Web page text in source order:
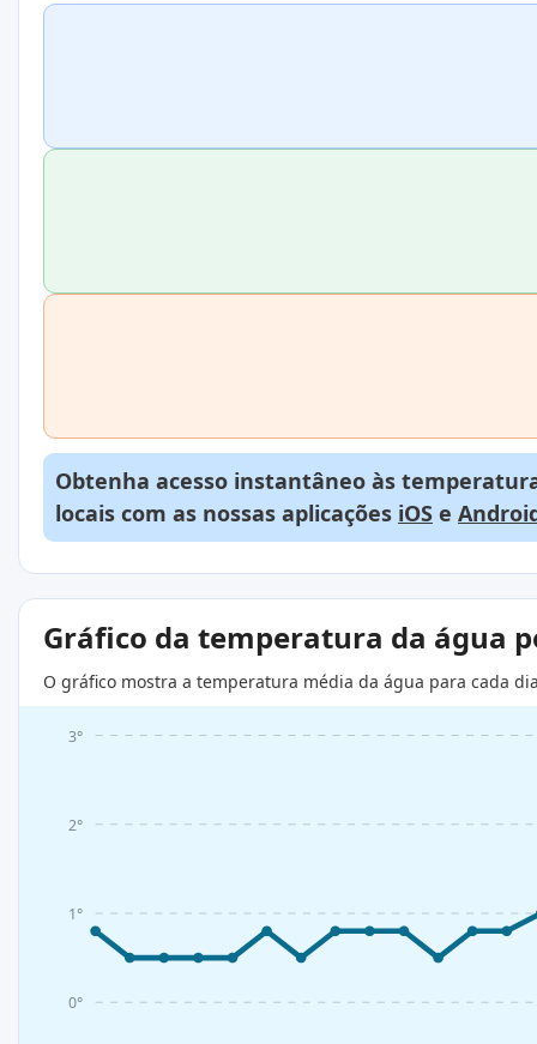
Obtenha acesso instantâneo às
locais com as nossas aplicações iOS e
Gráfico da temperatura da água
O gráfico mostra a temperatura média da água para cada
0°
1°
2°
3°